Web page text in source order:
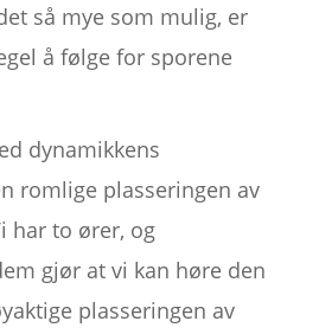
så mye som mulig, er
å følge for sporene
dynamikkens
romlige plasseringen av
har to ører, og
gjør at vi kan høre den
plasseringen av